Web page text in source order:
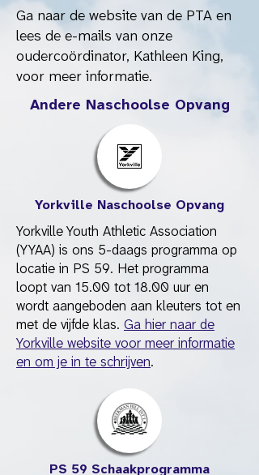
Ga naar de website van de PTA en
lees de e-mails van onze
oudercoördinator, Kathleen King,
voor meer informatie.
Andere Naschoolse Opvang
Yorkville Naschoolse Opvang
Yorkville Youth Athletic Association
(YYAA) is ons 5-daags programma op
locatie in PS 59. Het programma
loopt van 15.00 tot 18.00 uur en
wordt aangeboden aan kleuters tot en
met de vijfde klas. Ga hier naar de
Yorkville website voor meer informatie
en om je in te schrijven.
PS 59 Schaakprogramma